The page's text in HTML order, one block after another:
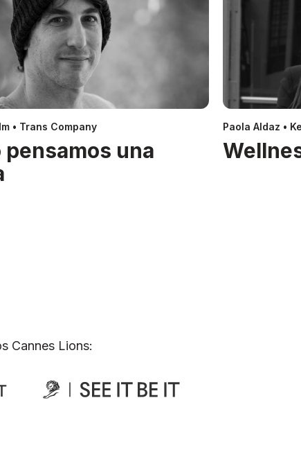
• Trans Company
pensamos una
Paola Aldaz •
Cannes Lions: